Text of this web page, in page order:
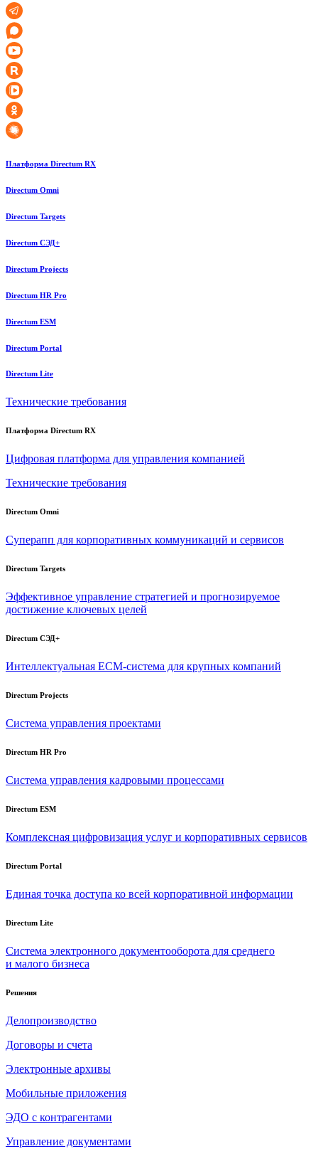
Платформа Directum RX
Directum Omni
Directum Targets
Directum СЭД+
Directum Projects
Directum HR Pro
Directum ESM
Directum Portal
Directum Lite
Технические требования
Платформа Directum RX
Цифровая платформа для управления компанией
Технические требования
Directum Omni
Суперапп для корпоративных коммуникаций и сервисов
Directum Targets
Эффективное управление стратегией и прогнозируемое
достижение ключевых целей
Directum СЭД+
Интеллектуальная ECM-система для крупных компаний
Directum Projects
Система управления проектами
Directum HR Pro
Система управления кадровыми процессами
Directum ESM
Комплексная цифровизация услуг и корпоративных сервисов
Directum Portal
Единая точка доступа ко всей корпоративной информации
Directum Lite
Система электронного документооборота для среднего
и малого бизнеса
Решения
Делопроизводство
Договоры и счета
Электронные архивы
Мобильные приложения
ЭДО с контрагентами
Управление документами